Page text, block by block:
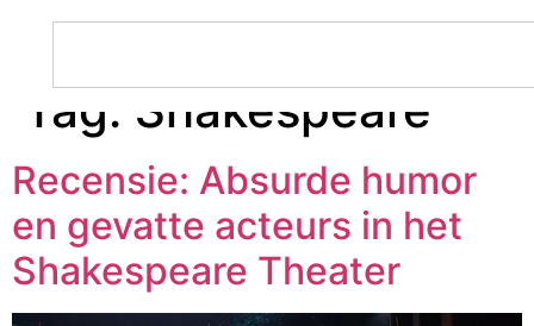
Tag: Shakespeare
Recensie: Absurde humor
en gevatte acteurs in het
Shakespeare Theater